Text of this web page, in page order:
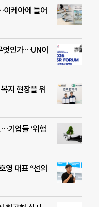
이케아에 들어
엇인가…UN이
지 현장을 위
기업들 ‘위험
영 대표 “선의